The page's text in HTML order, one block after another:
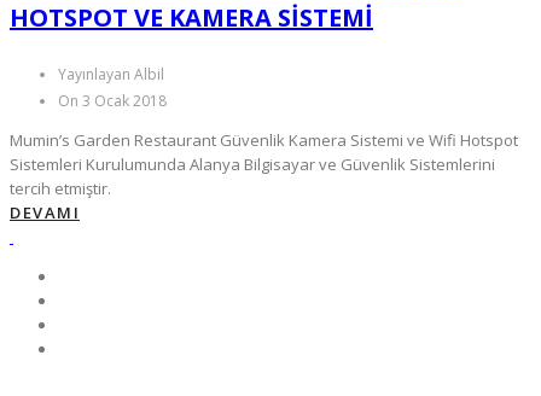
HOTSPOT VE KAMERA SISTEMI
Yayınlayan Albil
On 3 Ocak 2018
Mumin’s Garden Restaurant Güvenlik Kamera Sistemi ve Wifi Hotspot
Sistemleri Kurulumunda Alanya Bilgisayar ve Güvenlik Sistemlerini
tercih etmiştir.
DEVAMI